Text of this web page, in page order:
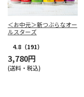
＜お中元＞新つぶらなオー
ルスターズ
4.8 （191）
3,780円
(送料・税込)